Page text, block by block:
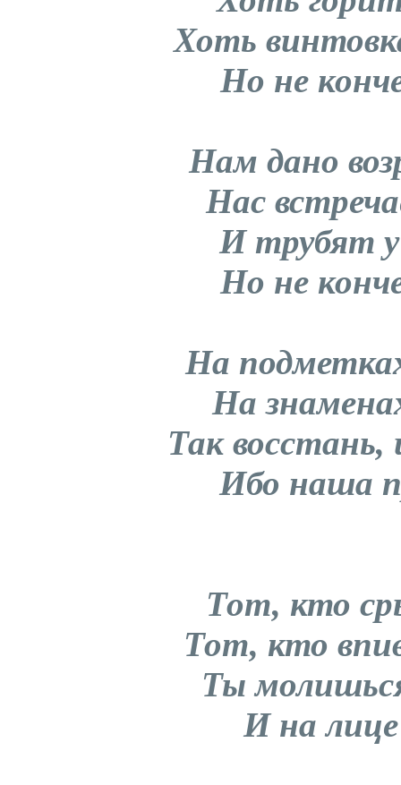
Хоть
Но не
Нам дано
Нас
И трубят
Но не
На
На
Так
Ибо наша
Тот, кто
Тот, кто
Ты
И на